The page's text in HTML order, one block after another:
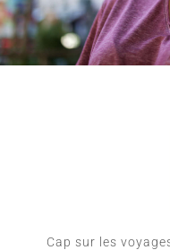
Cap sur les